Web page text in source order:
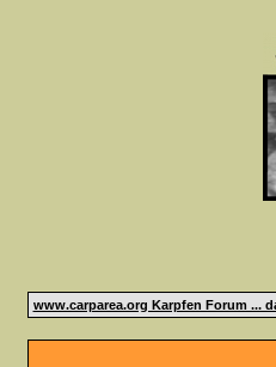
www.carparea.org Karpfen Forum ...